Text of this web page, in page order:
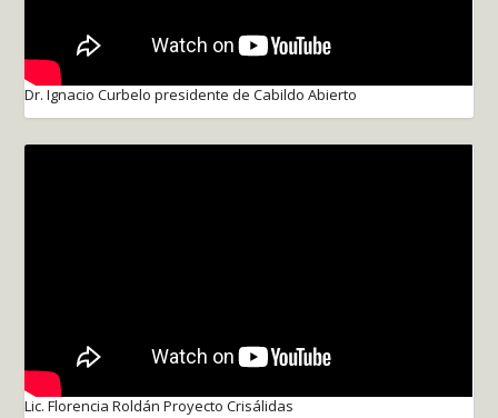
Dr. Ignacio Curbelo presidente de Cabildo Abierto
Lic. Florencia Roldán Proyecto Crisálidas